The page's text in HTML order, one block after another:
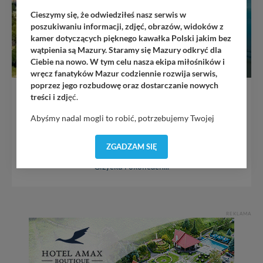
miastem na Szlaku Wielkich Jezior. Od lat spiera się z
Mikołajkami o miano letniej/ żeglarskiej stolicy Mazur. W
Giżycku i okolicach...
REKLAMA
Cieszymy się, że odwiedziłeś nasz serwis w
poszukiwaniu informacji, zdjęć, obrazów, widoków z
kamer dotyczących pięknego kawałka Polski jakim bez
wątpienia są Mazury. Staramy się Mazury odkryć dla
Ciebie na nowo. W tym celu nasza ekipa miłośników i
wręcz fanatyków Mazur codziennie rozwija serwis,
poprzez jego rozbudowę oraz dostarczanie nowych
treści i zdjęć.
Abyśmy nadal mogli to robić, potrzebujemy Twojej
dostosować do Twoich preferencji. Twoje dane (w tym
pliki cookies) będą zapisywane w celu usprawnienia
nas bezpieczne, jeśli masz wątpliwości co do naszych
intencji, zawsze możesz wycofać swoją zgodę. Więcej
informacji uzyskach w naszejPolityce Prywatności.
Klikając znak X lub przycisk PRZEJDŹ DO SERWISU
ZGADZAM SIĘ